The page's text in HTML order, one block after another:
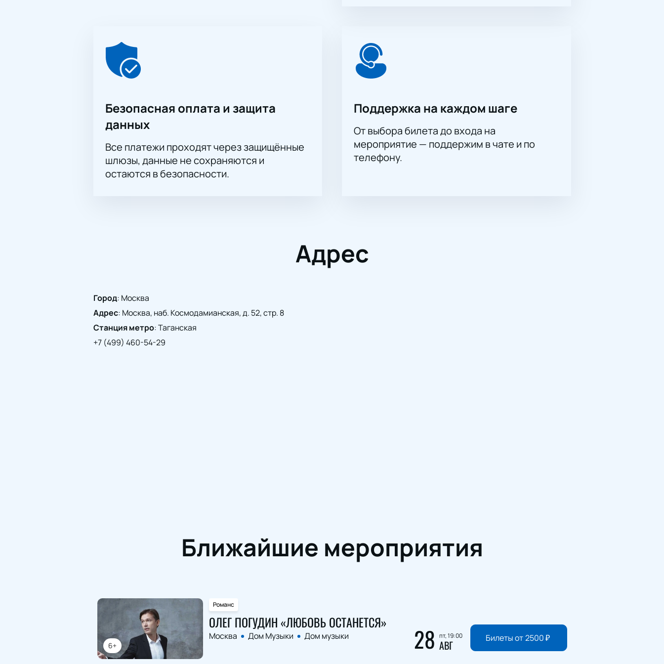
Безопасная оплата и защита
данных
Все платежи проходят через защищённые
шлюзы, данные не сохраняются и
остаются в безопасности.
Поддержка на каждом шаге
От выбора билета до входа на
мероприятие — поддержим в чате и по
телефону.
Адрес
Город: Москва
Адрес: Москва, наб. Космодамианская, д. 52, стр. 8
Станция метро:Таганская
+7 (499) 460-54-29
Ближайшие мероприятия
6+
Романс
ОЛЕГ ПОГУДИН «ЛЮБОВЬ ОСТАНЕТСЯ»
Москва Дом Музыки Дом музыки 28 пт, 19:00
АВГ Билеты от 2500₽